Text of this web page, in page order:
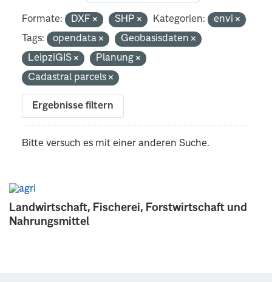
Landwirtschaft, Fischerei, Forstwirtschaft und
Nahrungsmittel
Formate: DXF SHP Kategorien:
envi
Tags:
opendata
Geobasisdaten
LeipziGIS
Planung
Cadastral parcels
Ergebnisse filtern
Bitte versuch es mit einer anderen Suche.